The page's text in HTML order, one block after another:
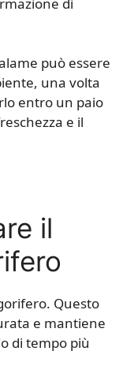
può essere
una volta
entro un paio
e il
il
Questo
e mantiene
di tempo più